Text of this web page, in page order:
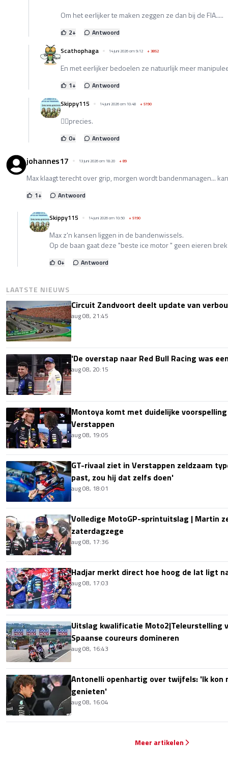
Om het eerlijker te maken zeggen ze dan bij de FIA.....
2+
Antwoord
Scathophaga
14 juni 2026 om 9:12 +3852
En met eerlijker bedoelen ze natuurlijk meer
1+
Antwoord
Skippy115
14 juni 2026 om 10:48 +5190
👍🏻precies.
0+ Antwoord
johannes17 13 juni 2026 om 18:20 +89
Max klaagt terecht over grip, morgen wordt bandenmanagen...
1+ Antwoord
Skippy115 14 juni 2026 om 10:50 +5190
Max z'n kansen liggen in de bandenwissels.
Op de baan gaat deze "beste ice motor " geen eieren
0+ Antwoord
LAATSTE NIEUWS
Circuit Zandvoort deelt update van
aug 08, 21:45
'De overstap naar Red Bull Racing was
aug 08, 20:15
Montoya komt met duidelijke
Verstappen
aug 08, 19:05
GT-rivaal ziet in Verstappen zeldzaam
past, zou hij dat zelfs doen'
aug 08, 18:01
Volledige MotoGP-sprintuitslag | Martin
zaterdagzege
aug 08, 17:36
Hadjar merkt direct hoe hoog de lat ligt
aug 08, 17:03
Uitslag kwalificatie Moto2|Teleurstelling
Spaanse coureurs domineren
aug 08, 16:43
Antonelli openhartig over twijfels: 'Ik kon
genieten'
aug 08, 16:04
Meer artikelen